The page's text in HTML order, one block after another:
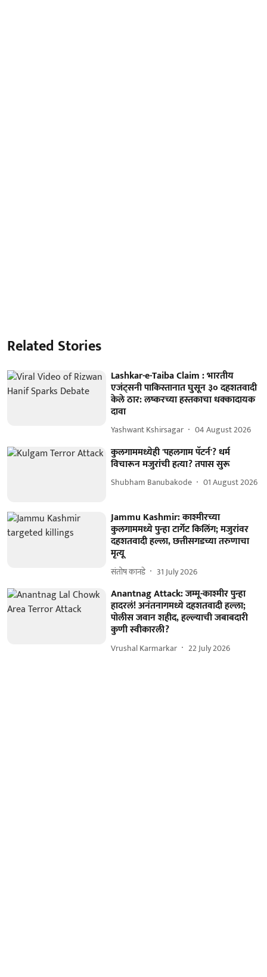
Related Stories
Lashkar-e-Taiba Claim : भारतीय
एजंट्सनी पाकिस्तानात घुसून ३० दहशतवादी
केले ठार: लष्करच्या हस्तकाचा धक्कादायक
दावा
Yashwant Kshirsagar 04 August 2026
कुलगाममध्येही 'पहलगाम पॅटर्न'? धर्म
विचारून मजुरांची हत्या? तपास सुरू
Shubham Banubakode 01 August 2026
Jammu Kashmir: काश्मीरच्या
कुलगाममध्ये पुन्हा टार्गेट किलिंग; मजुरांवर
दहशतवादी हल्ला, छत्तीसगडच्या तरुणाचा
मृत्यू
संतोष कानडे 31 July 2026
Anantnag Attack: जम्मू-काश्मीर पुन्हा
हादरलं! अनंतनागमध्ये दहशतवादी हल्ला;
पोलीस जवान शहीद, हल्ल्याची जबाबदारी
कुणी स्वीकारली?
Vrushal Karmarkar 22 July 2026